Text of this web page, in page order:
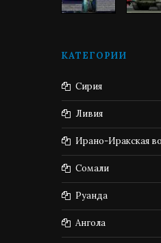
КАТЕГОРИИ
Сирия
Ливия
Ирано-Иракская
Сомали
Руанда
Ангола